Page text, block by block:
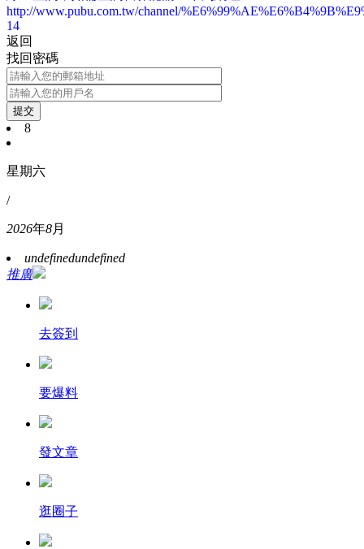
http://www.pubu.com.tw/channel/
14
返回
找回密碼
提交
8
星期六
/
2026年8月
undefinedundefined
推廣
去簽到
要爆料
發文章
逛圈子